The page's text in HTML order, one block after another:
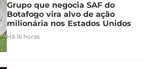
Grupo que negocia SAF do
Botafogo vira alvo de ação
milionária nos Estados Unidos
Há 16 horas